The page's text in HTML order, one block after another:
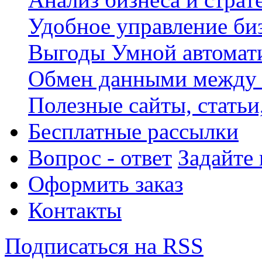
Удобное управление
Выгоды Умной
Обмен данными между
Полезные сайты,
Бесплатные рассылки
Вопрос - ответ
Оформить заказ
Контакты
Подписаться на RSS